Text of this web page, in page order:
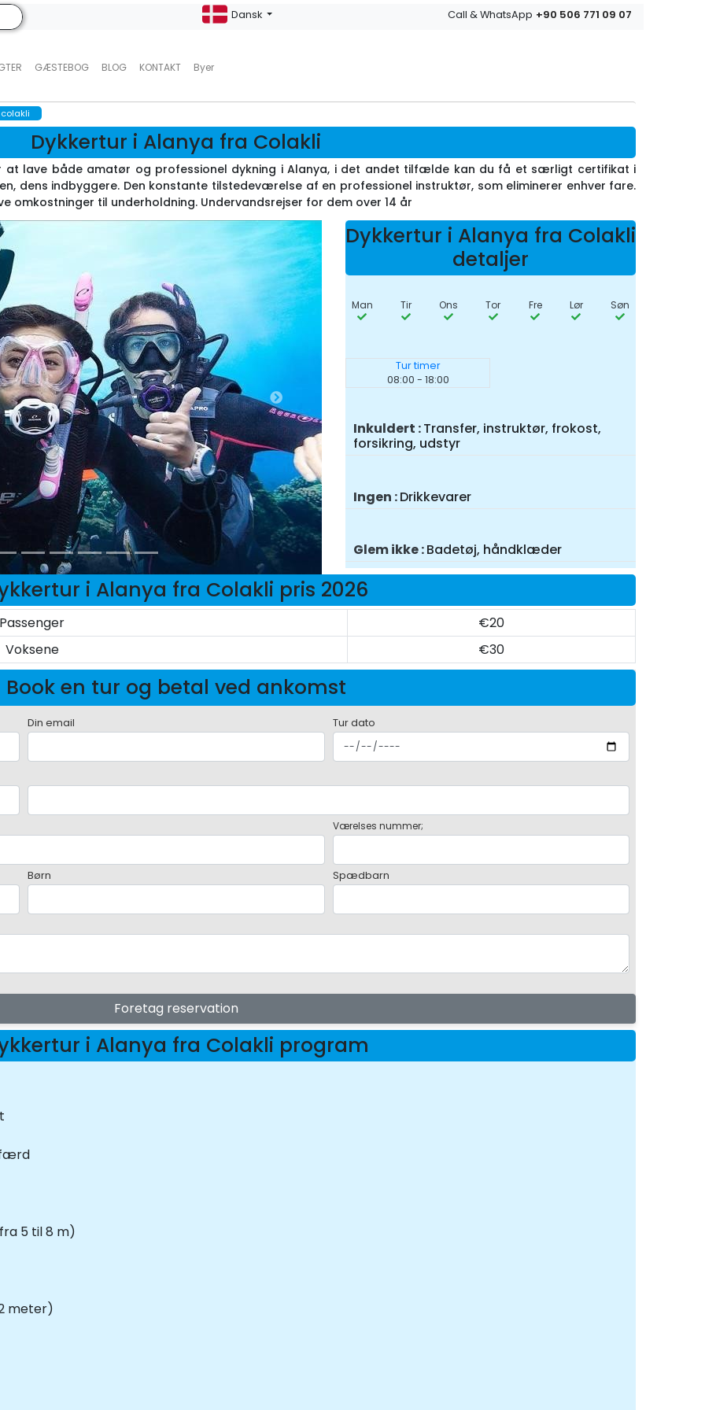
GÆSTEBOG BLOG KONTAKT Byer
Dansk Call & WhatsApp +90 506 771 09 07
Dykkertur i Alanya fra Colakli
at lave både amatør og professionel dykning i Alanya, i det andet tilfælde kan du få et særligt certifikat i
dens indbyggere. Den konstante tilstedeværelse af en professionel instruktør, som eliminerer enhver fare.
omkostninger til underholdning. Undervandsrejser for dem over 14 år
Dykkertur i Alanya fra Colakli
detaljer
Man Tir Ons Tor Fre Lør Søn
Tur timer
08:00 - 18:00
Inkuldert Transfer, instruktør, frokost,
forsikring, udstyr
Ingen Drikkevarer
Glem ikke Badetøj, håndklæder
i Alanya fra Colakli pris 2026
Passenger
€20
Voksene
€30
Book en tur og betal ved ankomst
Din email Tur dato
Værelses nummer;
Børn Spædbarn
Foretag reservation
i Alanya fra Colakli program
5 til 8 m)
meter)